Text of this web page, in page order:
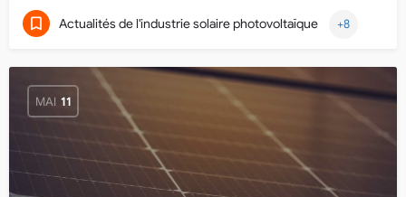
Actualités de l'industrie solaire photovoltaïque +8
MAI 11